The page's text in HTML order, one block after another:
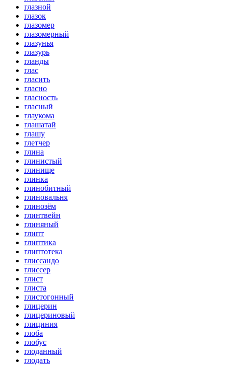
глазной
глазок
глазомер
глазомерный
глазунья
глазурь
гланды
глас
гласить
гласно
гласность
гласный
глаукома
глашатай
глашу
глетчер
глина
глинистый
глинище
глинка
глинобитный
глиновальня
глинозём
глинтвейн
глиняный
глипт
глиптика
глиптотека
глиссандо
глиссер
глист
глиста
глистогонный
глицерин
глицериновый
глициния
глоба
глобус
глоданный
глодать